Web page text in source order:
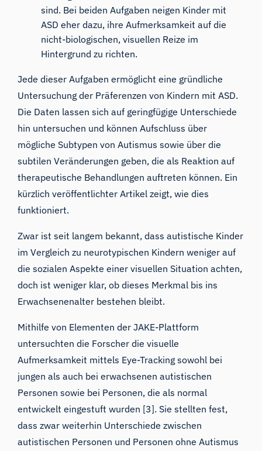
sind. Bei beiden Aufgaben neigen Kinder mit
ASD eher dazu, ihre Aufmerksamkeit auf die
nicht-biologischen, visuellen Reize im
Hintergrund zu richten.
Jede dieser Aufgaben ermöglicht eine gründliche
Untersuchung der Präferenzen von Kindern mit ASD.
Die Daten lassen sich auf geringfügige Unterschiede
hin untersuchen und können Aufschluss über
mögliche Subtypen von Autismus sowie über die
subtilen Veränderungen geben, die als Reaktion auf
therapeutische Behandlungen auftreten können. Ein
kürzlich veröffentlichter Artikel zeigt, wie dies
funktioniert.
Zwar ist seit langem bekannt, dass autistische Kinder
im Vergleich zu neurotypischen Kindern weniger auf
die sozialen Aspekte einer visuellen Situation achten,
doch ist weniger klar, ob dieses Merkmal bis ins
Erwachsenenalter bestehen bleibt.
Mithilfe von Elementen der JAKE-Plattform
untersuchten die Forscher die visuelle
Aufmerksamkeit mittels Eye-Tracking sowohl bei
jungen als auch bei erwachsenen autistischen
Personen sowie bei Personen, die als normal
entwickelt eingestuft wurden [3]. Sie stellten fest,
dass zwar weiterhin Unterschiede zwischen
autistischen Personen und Personen ohne Autismus